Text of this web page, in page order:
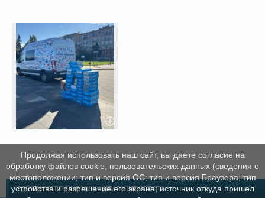
ГОСУДАРСТВЕННЫЕ МУНИЦИПАЛЬНЫЕ УСЛУГИ
Продолжая использовать наш сайт, вы даете согласие на
обработку файлов cookie, пользовательских данных (сведения о
местоположении; тип и версия ОС; тип и версия Браузера; тип
устройства и разрешение его экрана; источник откуда пришел